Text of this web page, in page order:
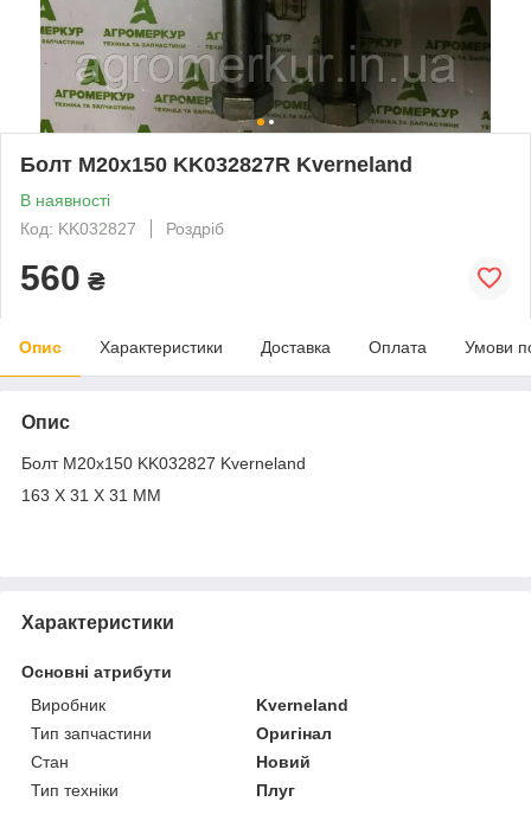
Болт М20х150 KK032827R Kverneland
В наявності
Код: KK032827
Роздріб
560 ₴
Опис Характеристики Доставка Оплата Умови
Опис
Болт М20х150 KK032827 Kverneland
163 X 31 X 31 MM
Характеристики
Основні атрибути
Виробник
Kverneland
Тип запчастини
Оригінал
Стан
Новий
Тип техніки
Плуг